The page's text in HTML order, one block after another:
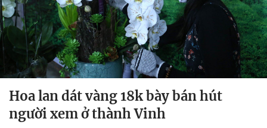
Hoa lan dát vàng 18k bày bán hút
người xem ở thành Vinh